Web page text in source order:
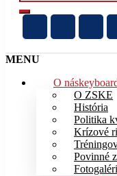
MENU
O nás
O ZSKE
História
Politika
Krízové
Povinné